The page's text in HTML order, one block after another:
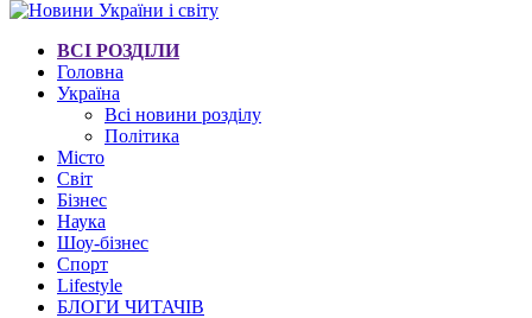
ВСІ РОЗДІЛИ
Головна
Україна
Всі новини розділу
Політика
Місто
Світ
Бізнес
Наука
Шоу-бізнес
Спорт
Lifestyle
БЛОГИ ЧИТАЧІВ